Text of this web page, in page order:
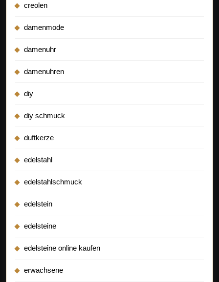
creolen
damenmode
damenuhr
damenuhren
diy
diy schmuck
duftkerze
edelstahl
edelstahlschmuck
edelstein
edelsteine
edelsteine online kaufen
erwachsene